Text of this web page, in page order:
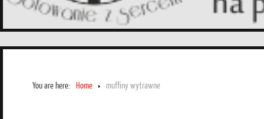
You are here: Home muffiny wytrawne